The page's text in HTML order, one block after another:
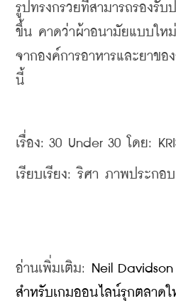
รูปทรงกรวยที่สามารถรองรับ
ขึ้น คาดว่าผ้าอนามัยแบบให
จากองค์การอาหารและยาขอ
นี้
เรื่อง: 30 Under 30 โดย:
เรียบเรียง: ริศา ภาพประกอ
อ่านเพิ่มเติม:
Neil
สำหรับเกมออนไลน์รุกตลาดใ